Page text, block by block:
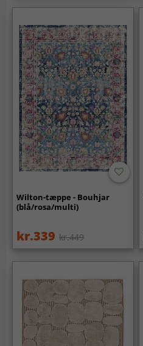
Wilton-tæppe - Bouhjar
(blå/rosa/multi)
kr.339 kr.449